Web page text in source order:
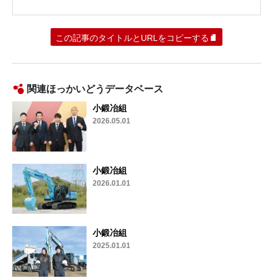
この記事のタイトルとURLをコピーする
関連ほっかいどうデータベース
小鍛冶組
2026.05.01
小鍛冶組
2026.01.01
小鍛冶組
2025.01.01